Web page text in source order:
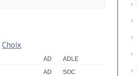
Choix
AD
ADLE
AD
SOC